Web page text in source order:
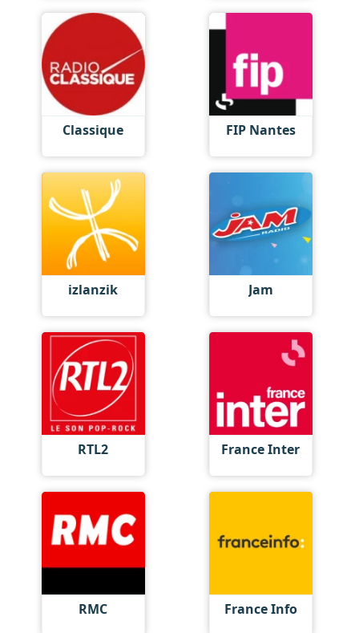
Classique FIP Nantes
izlanzik Jam
RTL2 France Inter
RMC France Info